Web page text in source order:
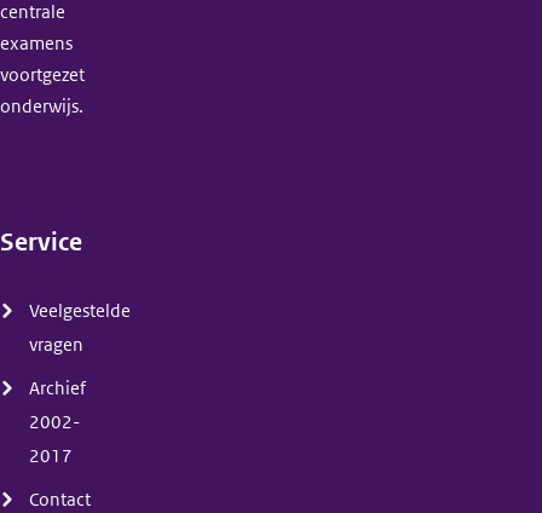
centrale
examens
voortgezet
onderwijs.
Service
Veelgestelde
vragen
Archief
2002-
2017
Contact